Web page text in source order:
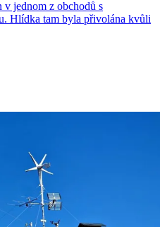
jednom z obchodů s
Hlídka tam byla přivolána kvůli